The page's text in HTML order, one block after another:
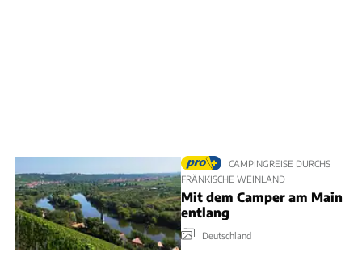
CAMPINGREISE DURCHS
FRÄNKISCHE WEINLAND
Mit dem Camper am Main
entlang
Deutschland